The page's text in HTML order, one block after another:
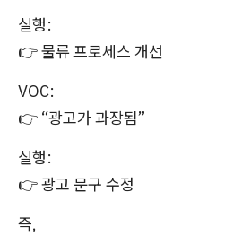
실행:
👉 물류 프로세스 개선
VOC:
👉 “광고가 과장됨”
실행:
👉 광고 문구 수정
즉,